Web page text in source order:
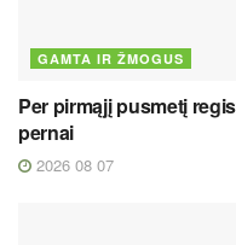
GAMTA IR ŽMOGUS
Per pirmąjį pusmetį
pernai
2026 08 07